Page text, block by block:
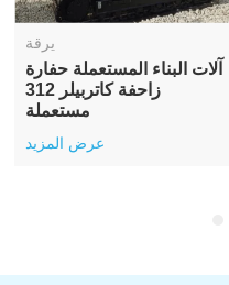
يرقة
آلات البناء المستعملة حفارة
زاحفة كاتربيلر 312
مستعملة
عرض المزيد